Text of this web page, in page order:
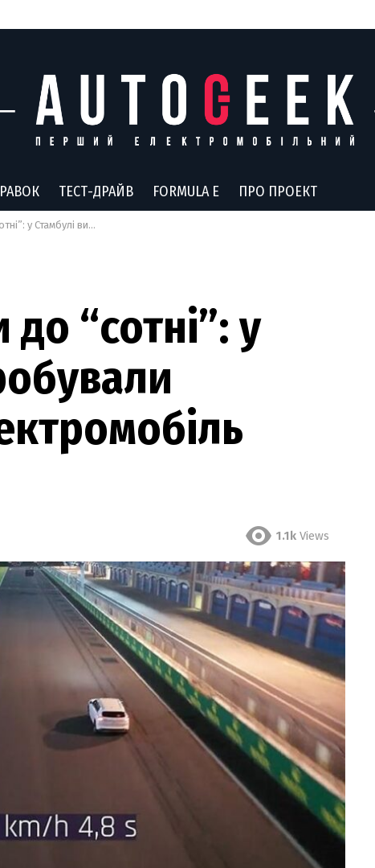
ТЕСТ-ДРАЙВ FORMULA E ПРО ПРОЕКТ
турецький электромобіль TOGG (відео)
“сотні”: у
1.1k Views